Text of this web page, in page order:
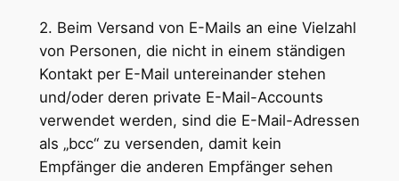
2. Beim Versand von E-Mails an eine Vielzahl
von Personen, die nicht in einem ständigen
Kontakt per E-Mail untereinander stehen
und/oder deren private E-Mail-Accounts
verwendet werden, sind die E-Mail-Adressen
als „bcc“ zu versenden, damit kein
Empfänger die anderen Empfänger sehen